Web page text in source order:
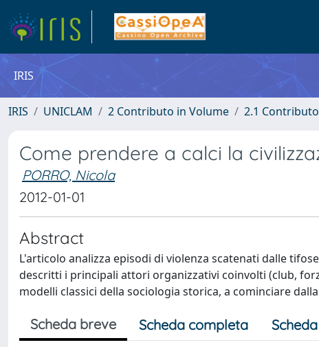
IRIS
IRIS UNICLAM 2 Contributo in Volume 2.1
Come prendere a calci la
PORRO, Nicola
2012-01-01
Abstract
L'articolo analizza episodi di violenza scatenati dalle
descritti i principali attori organizzativi coinvolti (club,
modelli classici della sociologia storica, a cominciare
Scheda breve Scheda completa